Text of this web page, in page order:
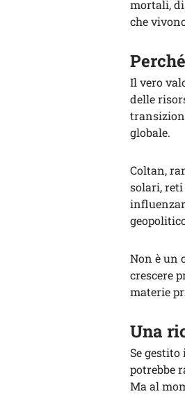
mortali,
che
Il vero
delle
globale.
Coltan,
solari,
Non è un
crescere
materie
Una
Se
potrebbe
Ma al